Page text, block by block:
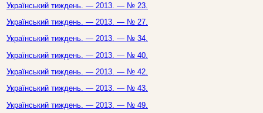
Український тиждень. — 2013. — № 23.
Український тиждень. — 2013. — № 27.
Український тиждень. — 2013. — № 34.
Український тиждень. — 2013. — № 40.
Український тиждень. — 2013. — № 42.
Український тиждень. — 2013. — № 43.
Український тиждень. — 2013. — № 49.